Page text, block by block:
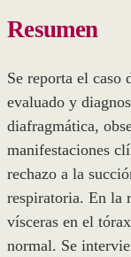
Resumen
Se reporta el caso
evaluado y
diafragmática,
manifestaciones
rechazo a la
respiratoria. En la
vísceras en el
normal. Se